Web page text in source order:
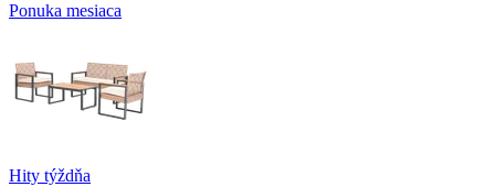
Ponuka mesiaca
Hity týždňa